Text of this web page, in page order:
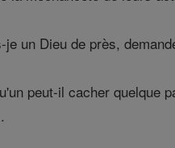
je un Dieu de près,
peut-il cacher quelque